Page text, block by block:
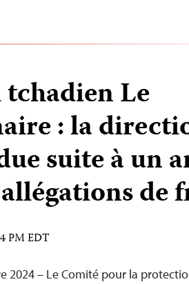
Le
: la
suite à un
de
PM EDT
2024 – Le Comité pour la